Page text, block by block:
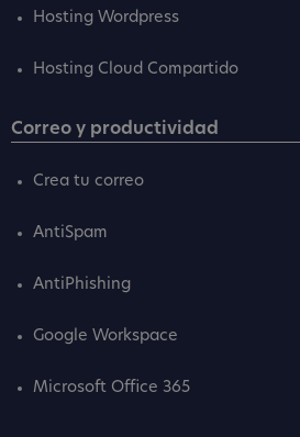
Hosting Wordpress
Hosting Cloud Compartido
Correo y productividad
Crea tu correo
AntiSpam
AntiPhishing
Google Workspace
Microsoft Office 365